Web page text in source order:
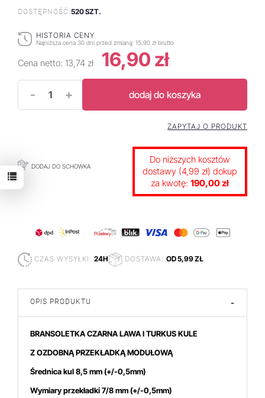
DOSTĘPNOŚĆ:520 SZT.
HISTORIA CENY
Najniższa cena 30 dni przed zmianą: 15,90 zł brutto
Cena netto: 13,74 zł 16,90 zł
- + dodaj do koszyka
DODAJ DO SCHOWKA
ZAPYTAJ O PRODUKT
Do niższych kosztów
dostawy (4,99 zł) dokup
za kwotę: 190,00 zł
CZAS WYSYŁKI: 24H DOSTAWA: OD 5,99 ZŁ
OPIS PRODUKTU -
BRANSOLETKA CZARNA LAWA I TURKUS KULE
Z OZDOBNĄ PRZEKŁADKĄ MODUŁOWĄ
Średnica kul 8,5mm (+/-0,5mm)
Wymiary przekładki 7/8 mm (+/-0,5mm)